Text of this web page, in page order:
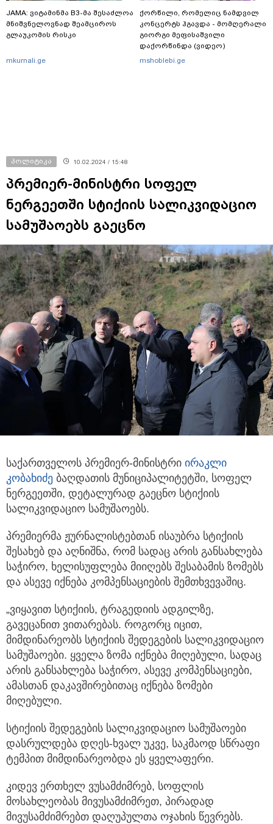
JAMA: ვიტამინმა B3-მა შესაძლოა
მნიშვნელოვნად შეამციროს
გლაუკომის რისკი
mkurnali.ge
ქორწილი, რომელიც ნამდვილ
კონცერტს ჰგავდა - მომღერალი
გიორგი მეფისაშვილი
დაქორწინდა (ვიდეო)
mshoblebi.ge
პოლიტიკა 10.02.2024 / 15:48
პრემიერ-მინისტრი სოფელ
ნერგეეთში სტიქიის სალიკვიდაციო
სამუშაოებს გაეცნო
საქართველოს პრემიერ-მინისტრი ირაკლი
კობახიძე ბაღდათის მუნიციპალიტეტში, სოფელ
ნერგეეთში, დეტალურად გაეცნო­ სტიქიის
სალიკვიდაციო სამუშაოებს.
პრემიერმა ჟურნალისტებთან ისაუბრა სტიქიის
შესახებ და აღნიშნა, რომ სადაც არის განსახლება
საჭირო, ხელისუფლება მიიღებს შესაბამის ზომებს
და ასევე იქნება კომპენსაციების შემთხვევაშიც.
„ვიყავით სტიქიის, ტრაგედიის ადგილზე,
გავეცანით ვითარებას. როგორც იცით,
მიმდინარეობს სტიქიის შედეგების სალიკვიდაციო
სამუშაოები. ყველა ზომა იქნება მიღებული, სადაც
არის განსახლება საჭირო, ასევე კომპენსაციები,
ამასთან დაკავშირებითაც იქნება ზომები
მიღებული.
სტიქიის შედეგების სალიკვიდაციო სამუშაოები
დასრულდება დღეს-ხვალ უკვე, საკმაოდ სწრაფი
ტემპით მიმდინარეობდა ეს ყველაფერი.
კიდევ ერთხელ ვუსამძიმრებ, სოფლის
მოსახლეობას მივუსამძიმრეთ, პირადად
მივუსამძიმრებთ დაღუპულთა ოჯახის წევრებს.